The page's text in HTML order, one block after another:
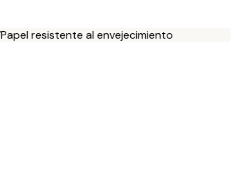
Papel resistente al envejecimiento